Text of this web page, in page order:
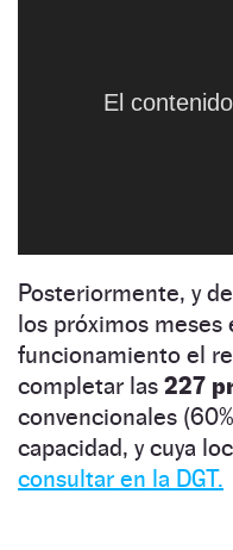
El
cinturones de
Posteriormente, y
los próximos meses
funcionamiento el
completar las 227
convencionales
capacidad, y cuya
consultar en la DGT.